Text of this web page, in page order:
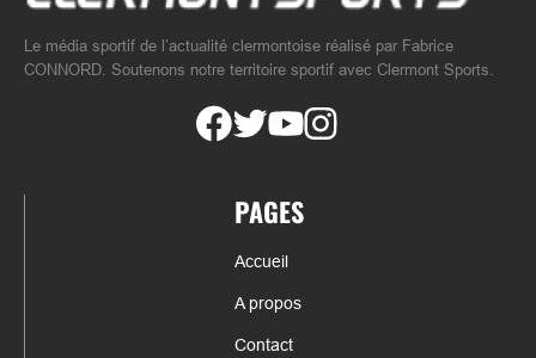
Le média sportif de l’actualité clermontoise réalisé par Fabrice
CONNORD. Soutenons notre territoire sportif avec Clermont Sports.
PAGES
Accueil
A propos
Contact